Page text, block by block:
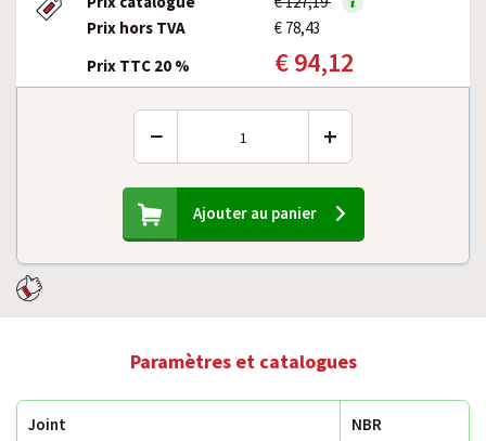
Prix hors TVA
€ 78,43
Prix TTC 20 %
€ 94,12
− +
Ajouter au panier
Paramètres et catalogues
Joint NBR